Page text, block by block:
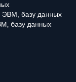
ЭВМ, базу данных
базу данных